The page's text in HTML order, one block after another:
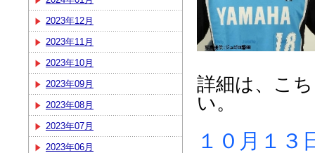
2023年12月
2023年11月
2023年10月
2023年09月
2023年08月
2023年07月
2023年06月
詳細は、こ
い。
１０月１３